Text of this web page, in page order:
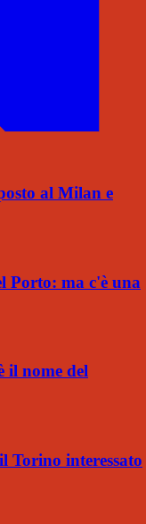
al Milan e
Porto: ma c'è una
il nome del
Torino interessato